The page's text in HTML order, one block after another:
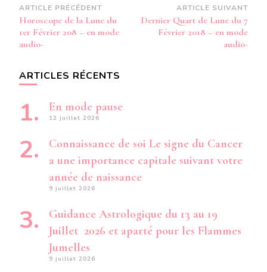
Navigation
d’article
ARTICLE PRÉCÉDENT
Horoscope de la Lune du
1er Février 208 – en mode
audio-
ARTICLE SUIVANT
Dernier Quart de Lune du 7
Février 2018 – en mode
audio-
ARTICLES RÉCENTS
En mode pause
12 juillet 2026
Connaissance de soi Le signe du Cancer
a une importance capitale suivant votre
année de naissance
9 juillet 2026
Guidance Astrologique du 13 au 19
Juillet 2026 et aparté pour les Flammes
Jumelles
9 juillet 2026